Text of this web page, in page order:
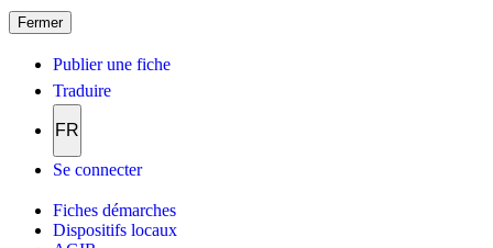
Fermer
Publier une fiche
Traduire
FR
Se connecter
Fiches démarches
Dispositifs locaux